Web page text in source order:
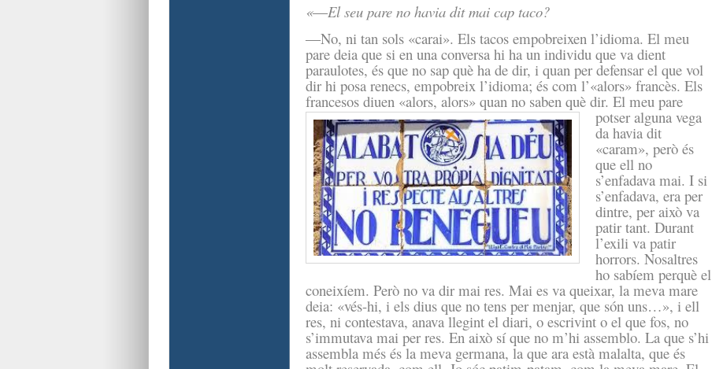
«―El seu pare no havia dit mai cap taco?
―No, ni tan sols «carai». Els tacos empobreixen l’idioma. El meu
pare deia que si en una conversa hi ha un individu que va dient
paraulotes, és que no sap què ha de dir, i quan per defensar el que vol
dir hi posa renecs, empobreix l’idioma; és com l’«alors» francès. Els
francesos diuen «alors, alors» quan no saben què dir. El meu pare
potser alguna vega
da havia dit
«caram», però és
que ell no
s’enfadava mai. I si
s’enfadava, era per
dintre, per això va
patir tant. Durant
l’exili va patir
horrors. Nosaltres
ho sabíem perquè el
coneixíem. Però no va dir mai res. Mai es va queixar, la meva mare
deia: «vés-hi, i els dius que no tens per menjar, que són uns…», i ell
res, ni contestava, anava llegint el diari, o escrivint o el que fos, no
s’immutava mai per res. En això sí que no m’hi assemblo. La que s’hi
assembla més és la meva germana, la que ara està malalta, que és